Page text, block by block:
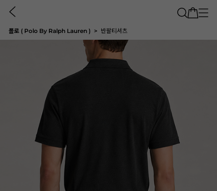
폴로 ( Polo By Ralph Lauren ) 반팔티셔츠